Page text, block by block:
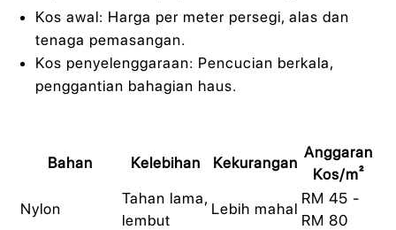
Kos awal: Harga per meter persegi, alas dan
tenaga pemasangan.
Kos penyelenggaraan: Pencucian berkala,
penggantian bahagian haus.
Bahan Kelebihan Kekurangan
Anggaran
Kos/m²
Nylon
Tahan lama,
lembut
Lebih mahal
RM 45 -
RM 80